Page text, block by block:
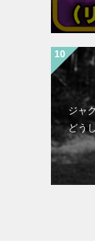
ジャ
どう